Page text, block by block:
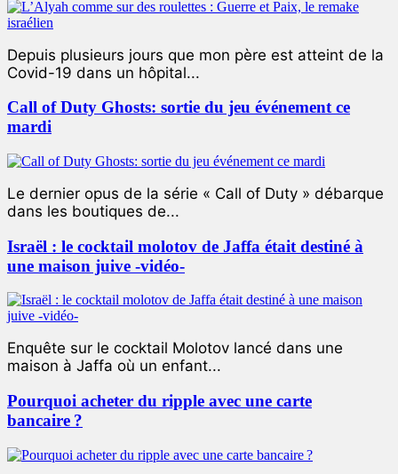
Depuis plusieurs jours que mon père est atteint de la
Covid-19 dans un hôpital...
Call of Duty Ghosts: sortie du jeu événement ce
mardi
Le dernier opus de la série « Call of Duty » débarque
dans les boutiques de...
Israël : le cocktail molotov de Jaffa était destiné à
une maison juive -vidéo-
Enquête sur le cocktail Molotov lancé dans une
maison à Jaffa où un enfant...
Pourquoi acheter du ripple avec une carte
bancaire ?